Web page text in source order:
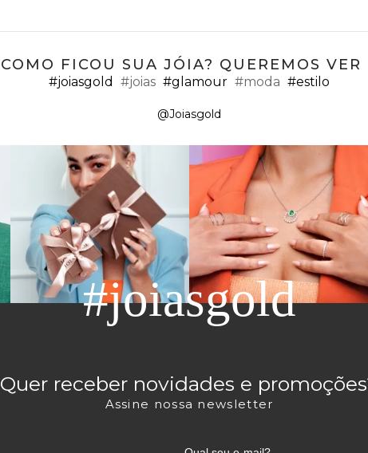
COMO FICOU SUA JÓIA? QUEREMOS VER
#joiasgold #joias #glamour #moda #estilo
@Joiasgold
#joiasgold
Quer receber novidades e
Assine nossa newsletter